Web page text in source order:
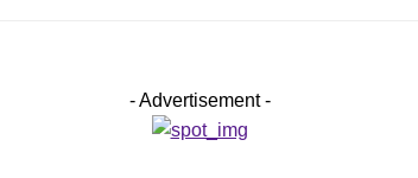
- Advertisement -